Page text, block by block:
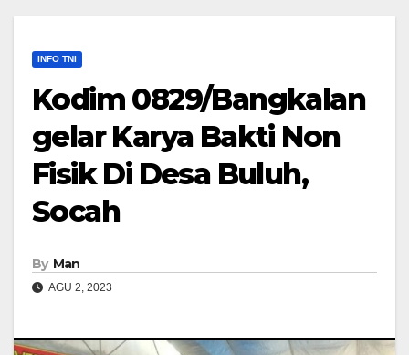
INFO TNI
Kodim 0829/Bangkalan
gelar Karya Bakti Non
Fisik Di Desa Buluh,
Socah
By Man
AGU 2, 2023